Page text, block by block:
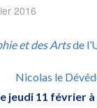
2016
et des Artsde
Nicolas le
jeudi 11 février à